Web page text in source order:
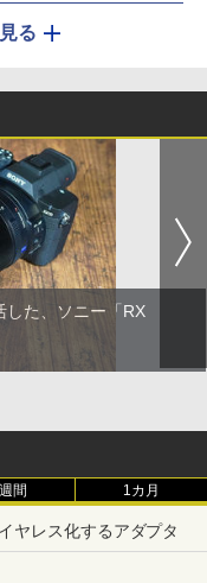
る
した、ソニー「RX
間 1カ月
ヤレス化するアダプタ